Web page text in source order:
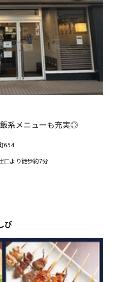
系メニューも充実◎
654
口より徒歩約7分
び